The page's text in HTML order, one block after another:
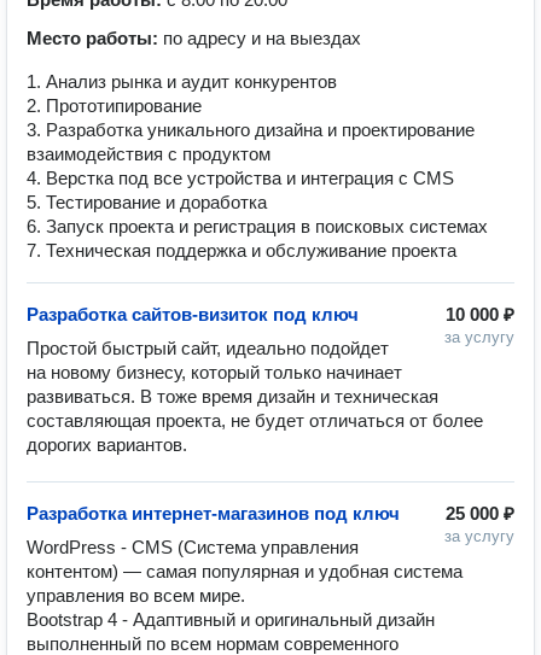
Место работы: по адресу и на выездах
1. Анализ рынка и аудит конкурентов
2. Прототипирование
3. Разработка уникального дизайна и проектирование
взаимодействия с продуктом
4. Верстка под все устройства и интеграция с CMS
5. Тестирование и доработка
6. Запуск проекта и регистрация в поисковых системах
7. Техническая поддержка и обслуживание проекта
10 000 ₽
за услугу
Разработка сайтов-визиток под ключ
Простой быстрый сайт, идеально подойдет
на новому бизнесу, который только начинает
развиваться. В тоже время дизайн и техническая
составляющая проекта, не будет отличаться от более
дорогих вариантов.
25 000 ₽
за услугу
Разработка интернет-магазинов под ключ
WordPress - CMS (Система управления
контентом) — самая популярная и удобная система
управления во всем мире.
Bootstrap 4 - Адаптивный и оригинальный дизайн
выполненный по всем нормам современного